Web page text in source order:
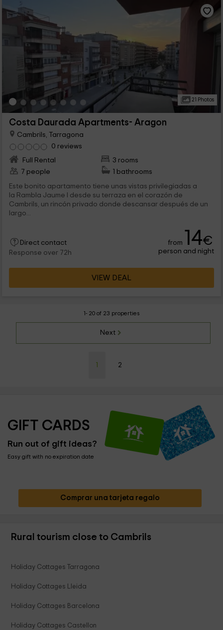
21 Photos
Costa Daurada Apartments- Aragon
Cambrils, Tarragona
0 reviews
Full Rental
3 rooms
7 people
1 bathrooms
Este bonito apartamento tiene unas vistas privilegiadas a
la Rambla Jaume I desde su terraza en el corazón de
Cambrils, un rincón privado donde descansar después de un
largo...
Direct contact
Response over 72h
from 14€
person and night
VIEW DEAL
1- 20 of 23 properties
Next
2
GIFT CARDS
Run out of gift ideas?
Easy gift with no expiration date
Comprar una tarjeta regalo
Rural tourism close to Cambrils
Holiday Cottages Tarragona
Holiday Cottages Lleida
Holiday Cottages Barcelona
Holiday Cottages Castellon